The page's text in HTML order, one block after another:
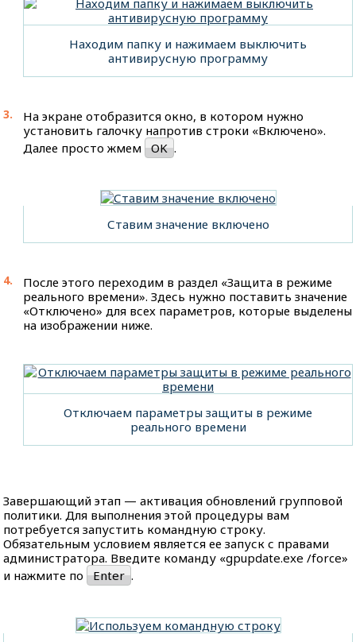
Находим папку и нажимаем выключить
антивирусную программу
На экране отобразится окно, в котором нужно
установить галочку напротив строки «Включено».
Далее просто жмем
OK .
Ставим значение включено
После этого переходим в раздел «Защита в режиме
реального времени». Здесь нужно поставить значение
«Отключено» для всех параметров, которые выделены
на изображении ниже.
Отключаем параметры защиты в режиме
реального времени
Завершающий этап — активация обновлений групповой
политики. Для выполнения этой процедуры вам
потребуется запустить командную строку.
Обязательным условием является ее запуск с правами
администратора. Введите команду «gpupdate.exe /force»
и нажмите по
Enter .